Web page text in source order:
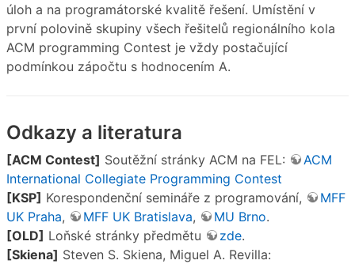
úloh a na programátorské kvalitě řešení. Umístění v
první polovině skupiny všech řešitelů regionálního kola
ACM programming Contest je vždy postačující
podmínkou zápočtu s hodnocením A.
Odkazy a literatura
[ACM Contest] Soutěžní stránky ACM na FEL:
ACM
International Collegiate Programming Contest
[KSP] Korespondenční semináře z programování,
MFF
UK Praha, MFF UK Bratislava, MU Brno.
[OLD] Loňské stránky předmětu zde.
[Skiena] Steven S. Skiena, Miguel A. Revilla: